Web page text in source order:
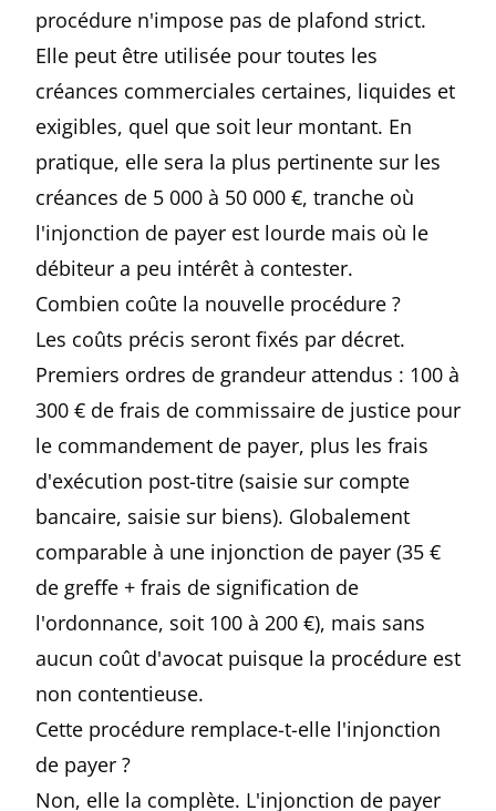
procédure n'impose pas de plafond strict.
Elle peut être utilisée pour toutes les
créances commerciales certaines, liquides et
exigibles, quel que soit leur montant. En
pratique, elle sera la plus pertinente sur les
créances de 5 000 à 50 000 €, tranche où
l'injonction de payer est lourde mais où le
débiteur a peu intérêt à contester.
Combien coûte la nouvelle procédure ?
Les coûts précis seront fixés par décret.
Premiers ordres de grandeur attendus : 100 à
300 € de frais de commissaire de justice pour
le commandement de payer, plus les frais
d'exécution post-titre (saisie sur compte
bancaire, saisie sur biens). Globalement
comparable à une injonction de payer (35 €
de greffe + frais de signification de
l'ordonnance, soit 100 à 200 €), mais sans
aucun coût d'avocat puisque la procédure est
non contentieuse.
Cette procédure remplace-t-elle l'injonction
de payer ?
Non, elle la complète. L'injonction de payer